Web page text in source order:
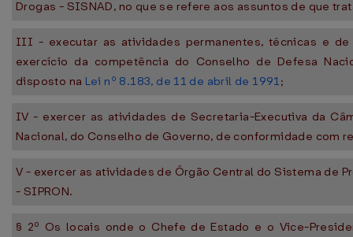
Drogas - SISNAD, no que se refere aos assuntos de que
III - executar as atividades permanentes, técnicas e
exercício da competência do Conselho de Defesa
disposto na Lei nº 8.183, de 11 de abril de 1991;
IV - exercer as atividades de Secretaria-Executiva da
Nacional, do Conselho de Governo, de conformidade com
V - exercer as atividades de Órgão Central do Sistema de
- SIPRON.
§ 2º Os locais onde o Chefe de Estado e o Vice-